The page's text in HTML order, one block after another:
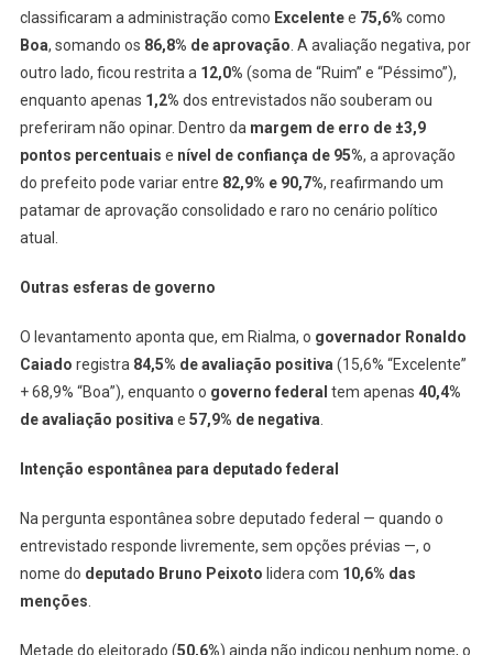
classificaram a administração como Excelentee 75,6% como
Boa, somando os 86,8% de aprovação . A avaliação negativa, por
outro lado, ficou restrita a 12,0% (soma de “Ruim” e “Péssimo”),
enquanto apenas 1,2% dos entrevistados não souberam ou
preferiram não opinar. Dentro da margem de erro de ±3,9
pontos percentuais e nível de confiança de 95%, a aprovação
do prefeito pode variar entre 82,9% e 90,7%, reafirmando um
patamar de aprovação consolidado e raro no cenário político
atual.
Outras esferas de governo
O levantamento aponta que, em Rialma, o governador Ronaldo
Caiado registra 84,5% de avaliação positiva (15,6% “Excelente”
+ 68,9% “Boa”), enquanto o governo federal tem apenas 40,4%
de avaliação positiva e 57,9% de negativa
Intenção espontânea para deputado federal
Na pergunta espontânea sobre deputado federal — quando o
entrevistado responde livremente, sem opções prévias —, o
nome do deputado Bruno Peixoto lidera com 10,6% das
menções
Metade do eleitorado (50,6%) ainda não indicou nenhum nome, o